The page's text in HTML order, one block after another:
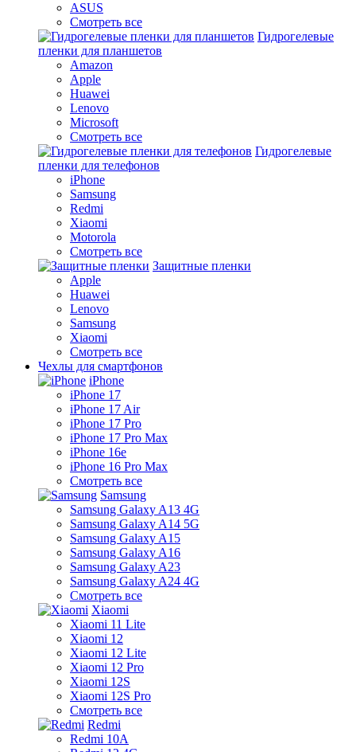
ASUS
Смотреть все
Гидрогелевые
пленки для планшетов
Amazon
Apple
Huawei
Lenovo
Microsoft
Смотреть все
Гидрогелевые
пленки для телефонов
iPhone
Samsung
Redmi
Xiaomi
Motorola
Смотреть все
Защитные пленки
Apple
Huawei
Lenovo
Samsung
Xiaomi
Смотреть все
Чехлы для смартфонов
iPhone
iPhone 17
iPhone 17 Air
iPhone 17 Pro
iPhone 17 Pro Max
iPhone 16e
iPhone 16 Pro Max
Смотреть все
Samsung
Samsung Galaxy A13 4G
Samsung Galaxy A14 5G
Samsung Galaxy A15
Samsung Galaxy A16
Samsung Galaxy A23
Samsung Galaxy A24 4G
Смотреть все
Xiaomi
Xiaomi 11 Lite
Xiaomi 12
Xiaomi 12 Lite
Xiaomi 12 Pro
Xiaomi 12S
Xiaomi 12S Pro
Смотреть все
Redmi
Redmi 10A